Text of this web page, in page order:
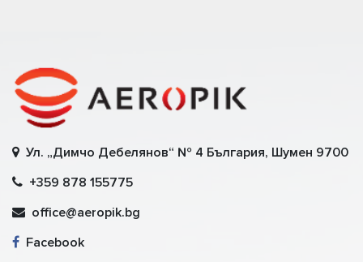
Ул. „Димчо Дебелянов“ № 4 България, Шумен 9700
+359 878 155775
office@aeropik.bg
Facebook